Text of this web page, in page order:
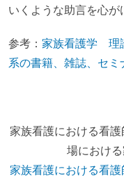
いくような助言を心が
参考： 家族看護学 理
系の書籍、雑誌、セ
家族看護における看
場におけ
家族看護における看